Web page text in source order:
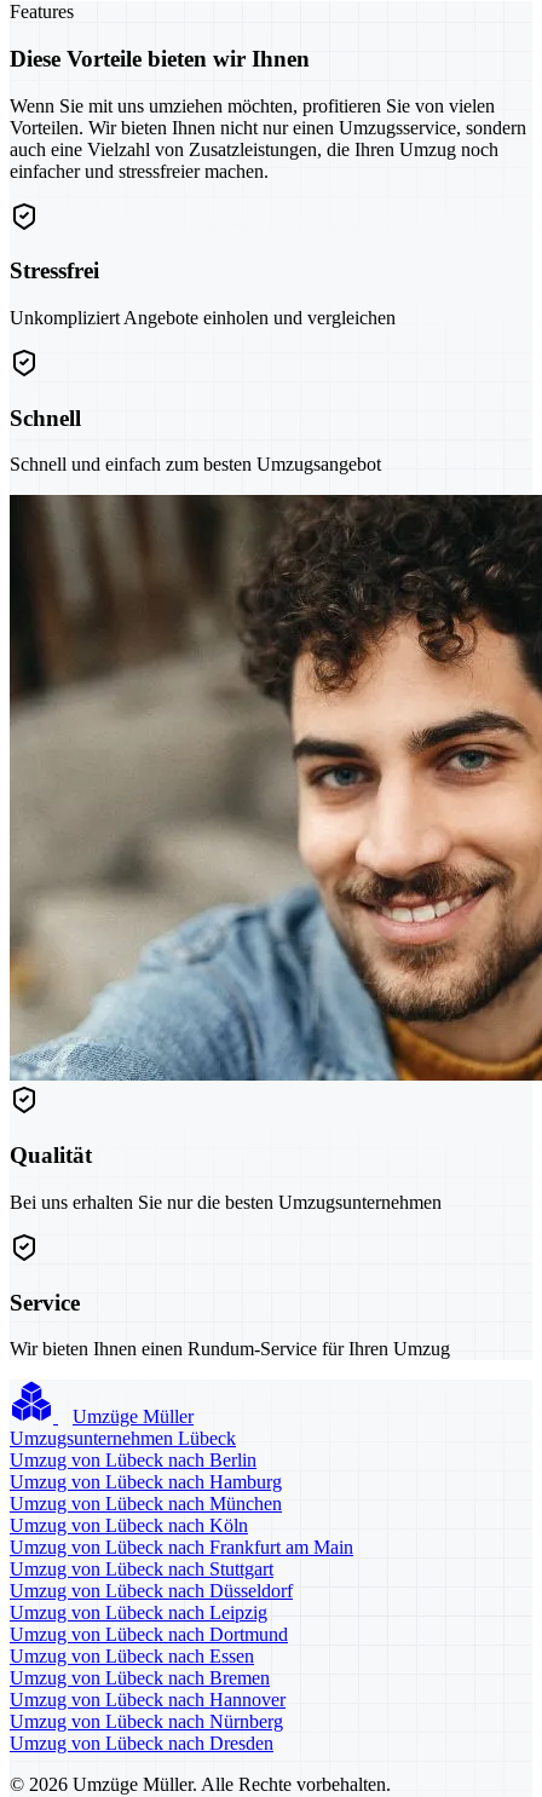
Features
Diese Vorteile bieten wir Ihnen
Wenn Sie mit uns umziehen möchten, profitieren Sie von vielen
Vorteilen. Wir bieten Ihnen nicht nur einen Umzugsservice, sondern
auch eine Vielzahl von Zusatzleistungen, die Ihren Umzug noch
einfacher und stressfreier machen.
Stressfrei
Unkompliziert Angebote einholen und vergleichen
Schnell
Schnell und einfach zum besten Umzugsangebot
Qualität
Bei uns erhalten Sie nur die besten Umzugsunternehmen
Service
Wir bieten Ihnen einen Rundum-Service für Ihren Umzug
Umzüge Müller
Umzugsunternehmen Lübeck
Umzug von Lübeck nach Berlin
Umzug von Lübeck nach Hamburg
Umzug von Lübeck nach München
Umzug von Lübeck nach Köln
Umzug von Lübeck nach Frankfurt am Main
Umzug von Lübeck nach Stuttgart
Umzug von Lübeck nach Düsseldorf
Umzug von Lübeck nach Leipzig
Umzug von Lübeck nach Dortmund
Umzug von Lübeck nach Essen
Umzug von Lübeck nach Bremen
Umzug von Lübeck nach Hannover
Umzug von Lübeck nach Nürnberg
Umzug von Lübeck nach Dresden
© 2026 Umzüge Müller. Alle Rechte vorbehalten.